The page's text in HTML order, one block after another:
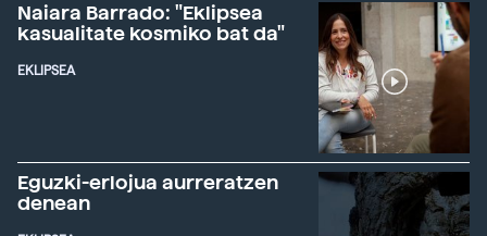
Naiara Barrado: "Eklipsea
kasualitate kosmiko bat da"
EKLIPSEA
Eguzki-erlojua aurreratzen
denean